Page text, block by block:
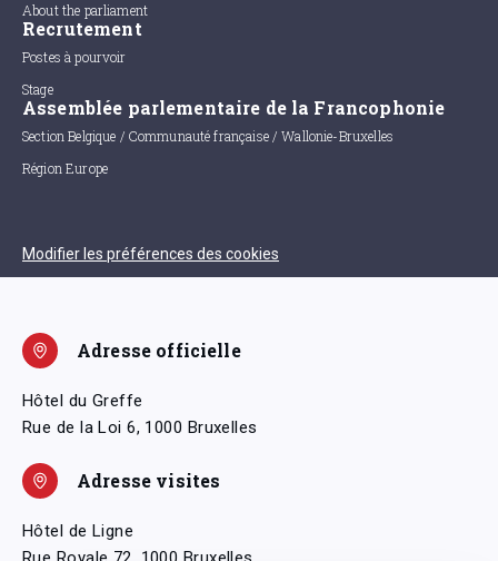
About the parliament
Recrutement
Postes à pourvoir
Stage
Assemblée parlementaire de la Francophonie
Section Belgique / Communauté française / Wallonie-Bruxelles
Région Europe
Modifier les préférences des cookies
Adresse officielle
Hôtel du Greffe
Rue de la Loi 6, 1000 Bruxelles
Adresse visites
Hôtel de Ligne